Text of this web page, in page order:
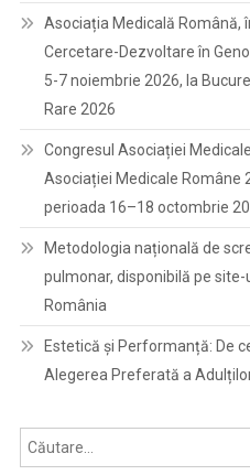
Asociația Medicală Română,
Cercetare-Dezvoltare în
5-7 noiembrie 2026, la
Rare 2026
Congresul Asociației
Asociației Medicale Române
perioada 16–18 octombrie
Metodologia națională de
pulmonar, disponibilă pe
România
Estetică și Performanță: De
Alegerea Preferată a